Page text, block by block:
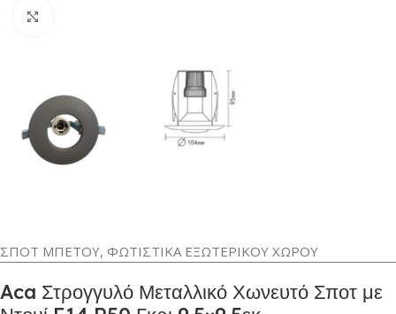
ΣΠΟΤ ΜΠΕΤΟΥ, ΦΩΤΙΣΤΙΚΑ ΕΞΩΤΕΡΙΚΟΥ ΧΩΡΟΥ
Aca Στρογγυλό Μεταλλικό Χωνευτό Σποτ με